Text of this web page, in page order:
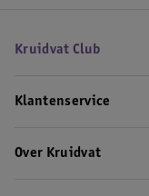
Kruidvat Club
Klantenservice
Over Kruidvat